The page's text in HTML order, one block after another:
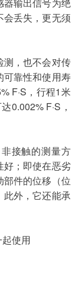
器输出信号为绝
丢失，更无须
测，也不会对传
可靠性和使用寿
F·S，行程1米
0.002% F·S，
接触的测量方
好；即使在恶劣
部件的位移（位
外，它还能承
使用